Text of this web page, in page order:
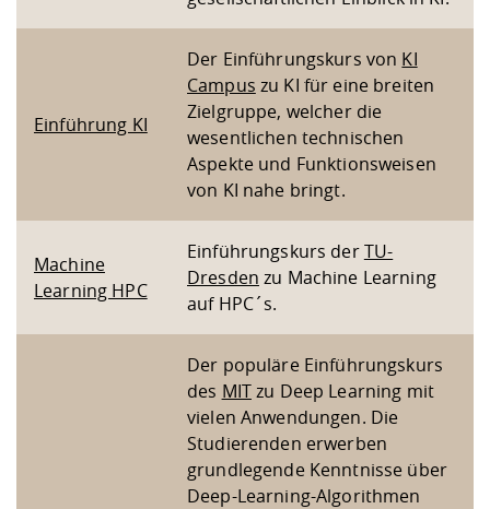
Vorbereitung
Checkliste zum
Studien- und
und Physik
Digitales Lernen
Fremdsprachen
Jobs, Praktika,
Studieren in
Lebenslagen
Studentenwerk
Angebote der
Arbeit
Lehren,
Weiterbilden im
Formulare und
Internationale
Formulare und
Prototyping und
Gründung und
Kontakt &
Klimaschutz &
Gremien und
Landbau/
Maschinenbau
Kontakt und Anfahrt
Einführung KI
Der Einführungskurs von KI
Campus zu KI für eine breiten
Zielgruppe, welcher die
wesentlichen technischen
Aspekte und Funktionsweisen
von KI nahe bringt.
Machine
Learning HPC
Einführungskurs derTU-
Dresden zu Machine Learning
auf HPC´s.
Der populäre Einführungskurs
des MITzu Deep Learning mit
vielen Anwendungen. Die
Studierenden erwerben
grundlegende Kenntnisse über
Deep-Learning-Algorithmen